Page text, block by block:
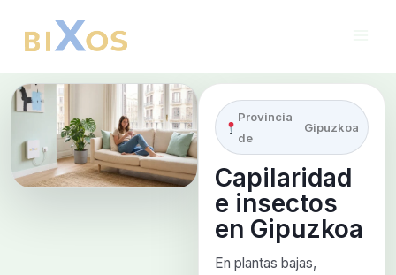
Provincia
de
Gipuzkoa
Capilaridad
e insectos
en Gipuzkoa
En plantas bajas,